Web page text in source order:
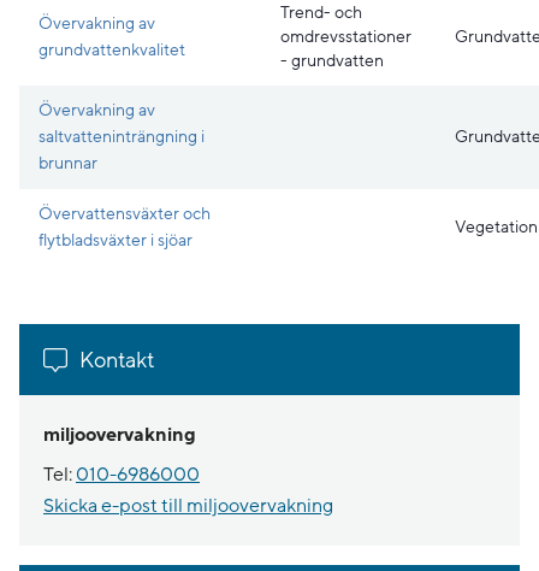
Övervakning av
grundvattenkvalitet
Trend- och
omdrevsstationer
- grundvatten
Övervakning av
saltvatteninträngning i
brunnar
Övervattensväxter och
flytbladsväxter i sjöar
Vegetation
Kontakt
miljoovervakning
Tel: 010-6986000
Skicka e-post till miljoovervakning